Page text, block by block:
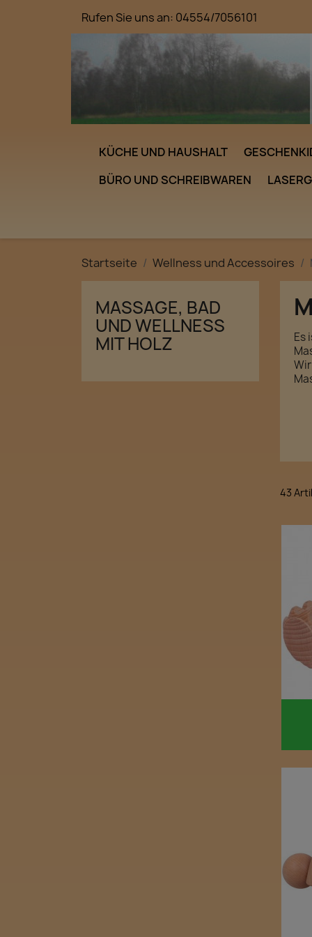
Rufen Sie uns an: 04554/7056101
KÜCHE UND HAUSHALT
BÜRO UND SCHREIBWAREN
Startseite Wellness und Accessoires
MASSAGE, BAD
UND WELLNESS
MIT HOLZ
Es
43